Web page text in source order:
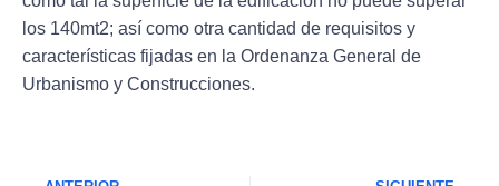
los 140mt2; así como otra cantidad de requisitos y
características fijadas en la Ordenanza General de
Urbanismo y Construcciones.